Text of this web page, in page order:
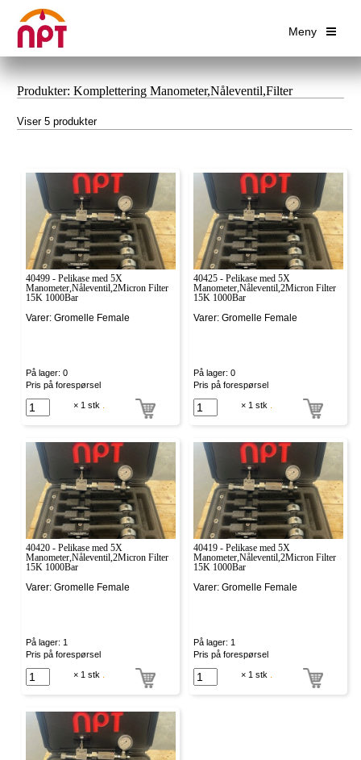
Meny
Produkter: Komplettering Manometer,Nåleventil,Filter
Viser 5 produkter
40499 - Pelikase med 5X
Manometer,Nåleventil,2Micron Filter
15K 1000Bar
Varer: Gromelle Female
På lager: 0
Pris på forespørsel
× 1 stk
40425 - Pelikase med 5X
Manometer,Nåleventil,2Micron Filter
15K 1000Bar
Varer: Gromelle Female
På lager: 0
Pris på forespørsel
× 1 stk
40420 - Pelikase med 5X
Manometer,Nåleventil,2Micron Filter
15K 1000Bar
Varer: Gromelle Female
På lager: 1
Pris på forespørsel
× 1 stk
40419 - Pelikase med 5X
Manometer,Nåleventil,2Micron Filter
15K 1000Bar
Varer: Gromelle Female
På lager: 1
Pris på forespørsel
× 1 stk